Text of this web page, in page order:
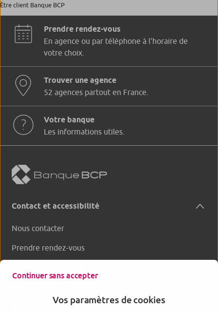
Être client Banque BCP
Prendre rendez-vous
En agence ou par téléphone à l'horaire de
votre choix.
Trouver une agence
52 agences partout en France.
Votre banque
Les informations utiles.
Contact et accessibilité
Nous contacter
Prendre rendez-vous
Continuer sans accepter
Vos paramètres de cookies